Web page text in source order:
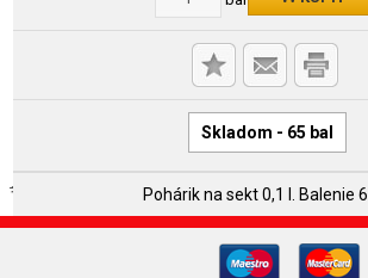
Skladom - 65 bal
Pohárik na sekt 0,1 l. Balenie 6